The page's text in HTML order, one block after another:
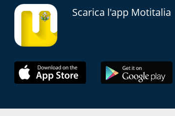
Scarica l'app Motitalia